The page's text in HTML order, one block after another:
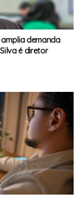
demanda
é diretor